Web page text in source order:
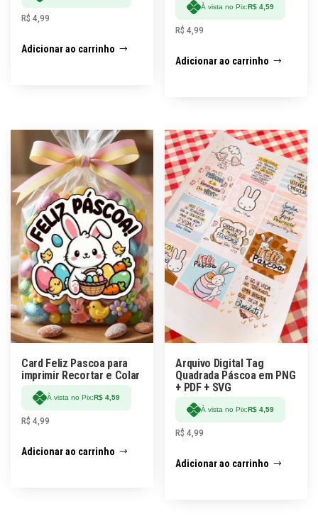
R$ 4,99
Adicionar ao carrinho
À vista no Pix: R$ 4,59
R$ 4,99
Adicionar ao carrinho
Card Feliz Pascoa para
imprimir Recortar e Colar
À vista no Pix:R$ 4,59
R$ 4,99
Adicionar ao carrinho
Arquivo Digital Tag
Quadrada Páscoa em PNG
+ PDF + SVG
À vista no Pix:R$ 4,59
R$ 4,99
Adicionar ao carrinho